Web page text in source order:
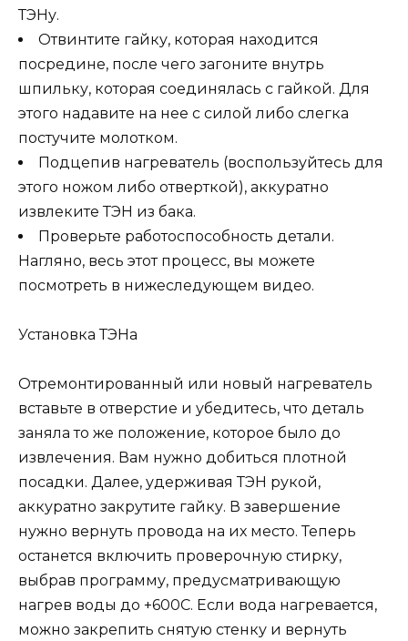
ТЭНу.
Отвинтите гайку, которая находится
посредине, после чего загоните внутрь
шпильку, которая соединялась с гайкой. Для
этого надавите на нее с силой либо слегка
постучите молотком.
Подцепив нагреватель (воспользуйтесь для
этого ножом либо отверткой), аккуратно
извлеките ТЭН из бака.
Проверьте работоспособность детали.
Нагляно, весь этот процесс, вы можете
посмотреть в нижеследующем видео.
Установка ТЭНа
Отремонтированный или новый нагреватель
вставьте в отверстие и убедитесь, что деталь
заняла то же положение, которое было до
извлечения. Вам нужно добиться плотной
посадки. Далее, удерживая ТЭН рукой,
аккуратно закрутите гайку. В завершение
нужно вернуть провода на их место. Теперь
останется включить проверочную стирку,
выбрав программу, предусматривающую
нагрев воды до +600С. Если вода нагревается,
можно закрепить снятую стенку и вернуть